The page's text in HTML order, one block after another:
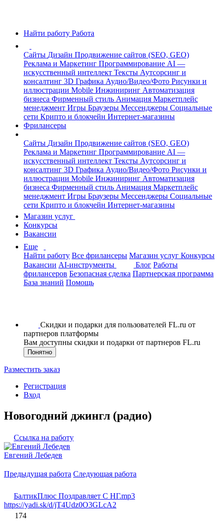
Найти работу Работа
Сайты Дизайн Продвижение сайтов (SEO, GEO)
Реклама и Маркетинг Программирование AI —
искусственный интеллект Тексты Аутсорсинг и
консалтинг 3D Графика Аудио/Видео/Фото Рисунки и
иллюстрации Mobile Инжиниринг Автоматизация
бизнеса Фирменный стиль Анимация Маркетплейс
менеджмент Игры Браузеры Мессенджеры Социальные
сети Крипто и блокчейн Интернет-магазины
Фрилансеры
Сайты Дизайн Продвижение сайтов (SEO, GEO)
Реклама и Маркетинг Программирование AI —
искусственный интеллект Тексты Аутсорсинг и
консалтинг 3D Графика Аудио/Видео/Фото Рисунки и
иллюстрации Mobile Инжиниринг Автоматизация
бизнеса Фирменный стиль Анимация Маркетплейс
менеджмент Игры Браузеры Мессенджеры Социальные
сети Крипто и блокчейн Интернет-магазины
Магазин услуг
Конкурсы
Вакансии
Еще
Найти работу Все фрилансеры Магазин услуг Конкурсы
Вакансии AI-инструменты Блог Работы
фрилансеров Безопасная сделка Партнерская программа
База знаний Помощь
Скидки и подарки для пользователей FL.ru от
партнеров платформы
Вам доступны скидки и подарки от партнеров FL.ru
Понятно
Разместить заказ
Регистрация
Вход
Новогодний джингл (радио)
Ссылка на работу
Евгений Лебедев
Предыдущая работа Следующая работа
БалтикПлюс Поздравляет С НГ.mp3
https://yadi.sk/d/jT4Udz0O3GLcA2
174